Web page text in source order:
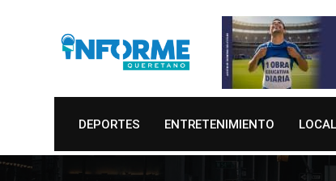
DEPORTES ENTRETENIMIENTO LOCAL